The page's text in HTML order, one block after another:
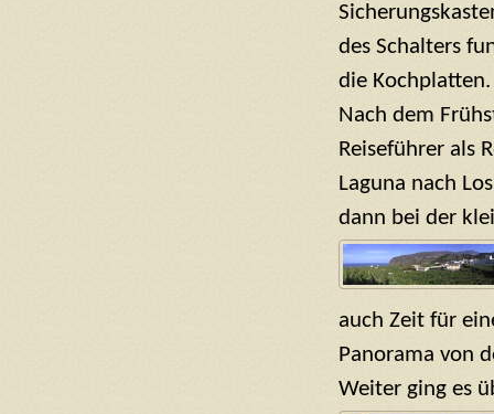
des Schalters
die Kochplatten.
Nach dem
Reiseführer als
Laguna nach
dann bei der
auch Zeit für
Panorama von
Weiter ging es